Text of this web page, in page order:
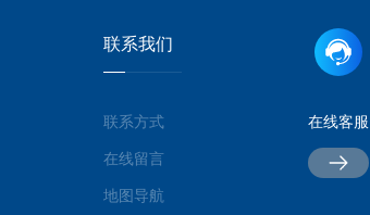
联系我们
联系方式
在线留言
地图导航
在线客服